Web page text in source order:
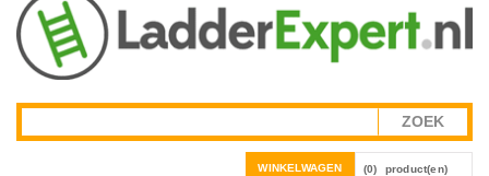
WINKELWAGEN (0) product(en)